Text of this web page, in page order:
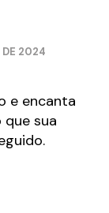
DE 2024
e encanta
sua